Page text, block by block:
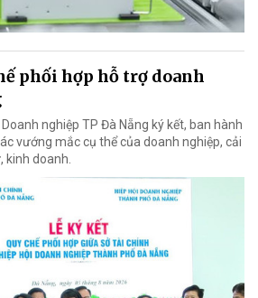
phối hợp hỗ trợ doanh
nghiệp TP Đà Nẵng ký kết, ban hành
vướng mắc cụ thể của doanh nghiệp, cải
doanh.